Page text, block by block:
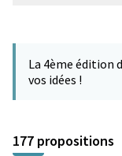
−
La 4ème édition
vos idées !
177 propositions